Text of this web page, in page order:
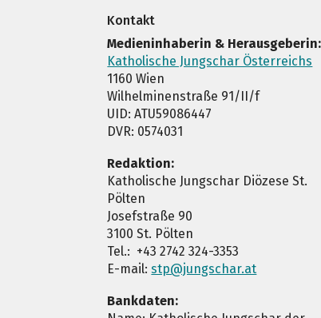
Kontakt
Medieninhaberin & Herausgeberin:
Katholische Jungschar Österreichs
1160 Wien
Wilhelminenstraße 91/II/f
UID: ATU59086447
DVR: 0574031
Redaktion:
Katholische Jungschar Diözese St.
Pölten
Josefstraße 90
3100 St. Pölten
Tel.: +43 2742 324-3353
E-mail:stp@jungschar.at
Bankdaten: